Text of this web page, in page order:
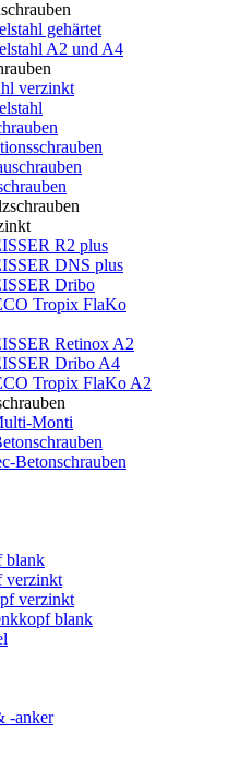
gehärtet
A2 und A4
verzinkt
R2 plus
DNS plus
Dribo
Tropix FlaKo
Retinox A2
Dribo A4
Tropix FlaKo A2
Monti
Betonschrauben
blank
verzinkt
verzinkt
blank
-anker